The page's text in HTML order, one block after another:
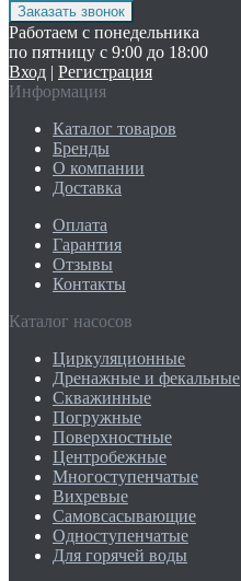
Работаем с понедельника
по пятницу с 9:00 до 18:00
Вход | Регистрация
Информация
Каталог товаров
Бренды
О компании
Доставка
Оплата
Гарантия
Отзывы
Контакты
Каталог насосов
Циркуляционные
Дренажные и фекальные
Скважинные
Погружные
Поверхностные
Центробежные
Многоступенчатые
Вихревые
Самовсасывающие
Одноступенчатые
Для горячей воды